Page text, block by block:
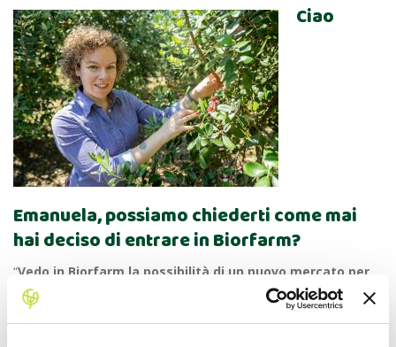
Ciao
Emanuela, possiamo chiederti come mai
hai deciso di entrare in Biorfarm?
“Vedo in Biorfarm la possibilità di un nuovo mercato per
l’agricoltura biologica
e condivido molto l’idea di instaurare
un rapporto diretto con il cliente. Mi ha colpito che fosse un tipo